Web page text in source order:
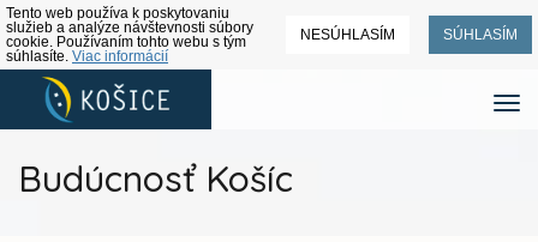
Tento web používa k poskytovaniu
služieb a analýze návštevnosti súbory
cookie. Používaním tohto webu s tým
súhlasíte. Viac informácií
NESÚHLASÍM SÚHLASÍM
Budúcnosť Košíc